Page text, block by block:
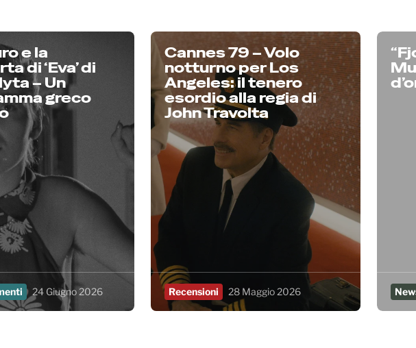
e la
di ‘Eva’ di
– Un
greco
24 Giugno 2026
Cannes 79 – Volo
notturno per Los
Angeles: il tenero
esordio alla regia di
John Travolta
Recensioni 28 Maggio 2026